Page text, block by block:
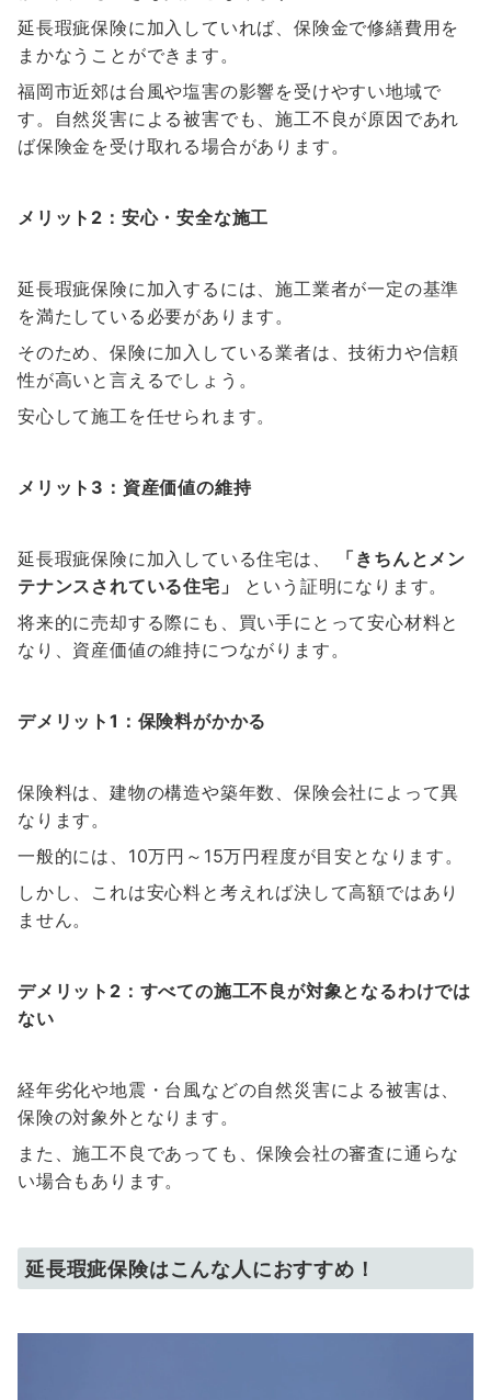
延長瑕疵保険に加入していれば、保険金で修繕費用を
まかなうことができます。
福岡市近郊は台風や塩害の影響を受けやすい地域で
す。自然災害による被害でも、施工不良が原因であれ
ば保険金を受け取れる場合があります。
メリット2：安心・安全な施工
延長瑕疵保険に加入するには、施工業者が一定の基準
を満たしている必要があります。
そのため、保険に加入している業者は、技術力や信頼
性が高いと言えるでしょう。
安心して施工を任せられます。
メリット3：資産価値の維持
延長瑕疵保険に加入している住宅は、
「きちんとメン
テナンスされている住宅」
という証明になります。
将来的に売却する際にも、買い手にとって安心材料と
なり、資産価値の維持につながります。
デメリット1：保険料がかかる
保険料は、建物の構造や築年数、保険会社によって異
なります。
一般的には、10万円～15万円程度が目安となります。
しかし、これは安心料と考えれば決して高額ではあり
ません。
デメリット2：すべての施工不良が対象となるわけでは
ない
経年劣化や地震・台風などの自然災害による被害は、
保険の対象外となります。
また、施工不良であっても、保険会社の審査に通らな
い場合もあります。
延長瑕疵保険はこんな人におすすめ！